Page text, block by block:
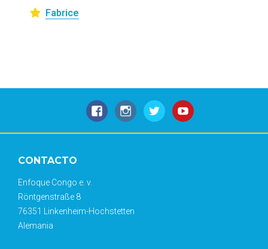
Fabrice
CONTACTO
Enfoque Congo e. v.
Röntgenstraße 8
76351 Linkenheim-Hochstetten
Alemania